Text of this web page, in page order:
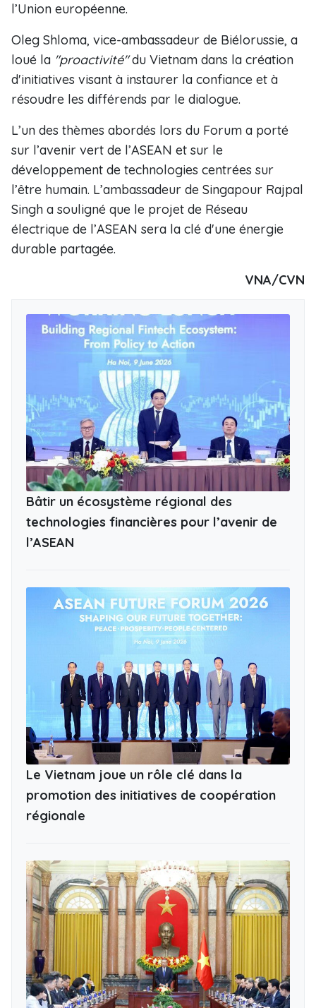
l’Union européenne.
Oleg Shloma, vice-ambassadeur de Biélorussie, a
loué la "proactivité"du Vietnam dans la création
d'initiatives visant à instaurer la confiance et à
résoudre les différends par le dialogue.
L’un des thèmes abordés lors du Forum a porté
sur l’avenir vert de l’ASEAN et sur le
développement de technologies centrées sur
l’être humain. L’ambassadeur de Singapour Rajpal
Singh a souligné que le projet de Réseau
électrique de l’ASEAN sera la clé d'une énergie
durable partagée.
VNA/CVN
Bâtir un écosystème régional des
technologies financières pour l’avenir de
l’ASEAN
Le Vietnam joue un rôle clé dans la
promotion des initiatives de coopération
régionale